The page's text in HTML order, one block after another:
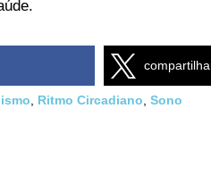
Ritmo Circadiano Sono